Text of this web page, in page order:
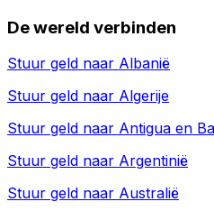
De wereld verbinden
Stuur geld naar Albanië
Stuur geld naar Algerije
Stuur geld naar Antigua en
Stuur geld naar Argentinië
Stuur geld naar Australië